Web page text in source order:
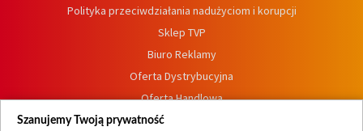
Polityka przeciwdziałania nadużyciom i korupcji
Sklep TVP
Biuro Reklamy
Oferta Dystrybucyjna
Oferta Handlowa
Dostępność
Szanujemy Twoją prywatność